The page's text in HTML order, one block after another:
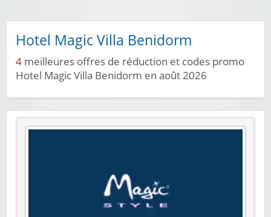
Hotel Magic Villa Benidorm
4 meilleures offres de réduction et codes promo
Hotel Magic Villa Benidorm en août 2026